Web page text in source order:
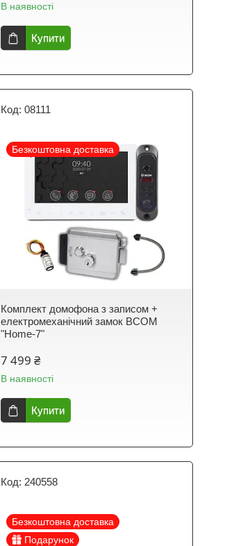
В наявності
Купити
08111
Безкоштовна доставка
Комплект домофона з записом +
електромеханічний замок BCOM
"Home-7"
7 499 ₴
В наявності
Купити
240558
Безкоштовна доставка
Подарунок